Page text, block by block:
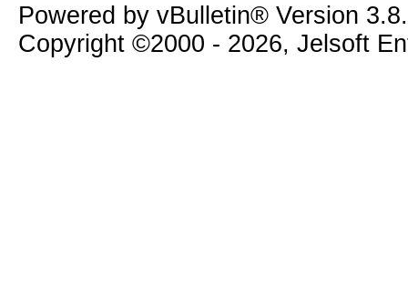
Powered by vBulletin® Version
Copyright ©2000 - 2026, Jelsoft